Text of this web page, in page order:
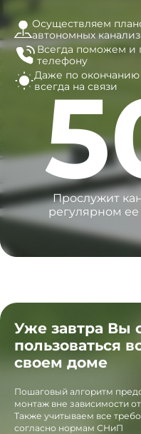
Осуществляем
автономных
Всегда поможем и
телефону
Даже по окончанию
всегда на связи
Прослужит
регулярном
Уже завтра Вы
пользоваться
своем доме
Пошаговый алгоритм
монтаж вне зависимости
Также учитываем все
согласно нормам СНиП